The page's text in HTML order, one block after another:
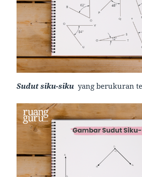
Sudut siku-siku yang berukuran